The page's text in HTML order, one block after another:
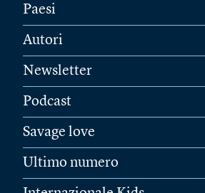
Paesi
Autori
Newsletter
Podcast
Savage love
Ultimo numero